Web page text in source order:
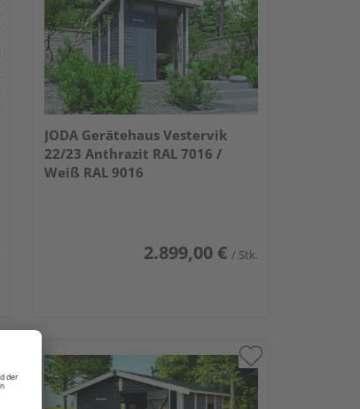
JODA Gerätehaus Vestervik
22/23 Anthrazit RAL 7016 /
Weiß RAL 9016
2.899,00 € / Stk.